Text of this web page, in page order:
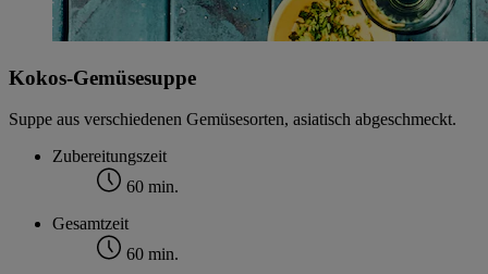
Kokos-Gemüsesuppe
Suppe aus verschiedenen Gemüsesorten, asiatisch abgeschmeckt.
Zubereitungszeit
60 min.
Gesamtzeit
60 min.